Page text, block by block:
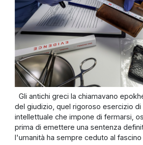
Gli antichi greci la chiamavano
del giudizio, quel rigoroso esercizio di
intellettuale che impone di fermarsi,
prima di emettere una sentenza
l'umanità ha sempre ceduto al fascino